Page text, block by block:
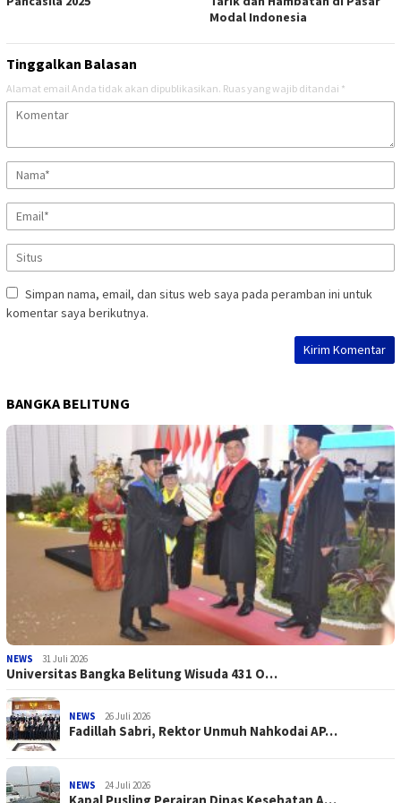
Modal Indonesia
Tinggalkan Balasan
Alamat email Anda tidak akan dipublikasikan. Ruas yang wajib ditandai *
Simpan nama, email, dan situs web saya pada peramban ini untuk
komentar saya berikutnya.
BANGKA BELITUNG
NEWS 31 Juli 2026
Universitas Bangka Belitung Wisuda 431 O…
NEWS 26 Juli 2026
Fadillah Sabri, Rektor Unmuh Nahkodai AP…
NEWS 24 Juli 2026